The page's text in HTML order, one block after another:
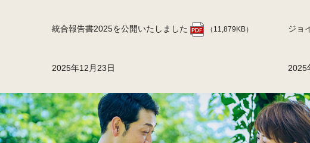
2025年12月23日
統合報告書2025を公開いたしました （11,879KB）
2025
ジョ